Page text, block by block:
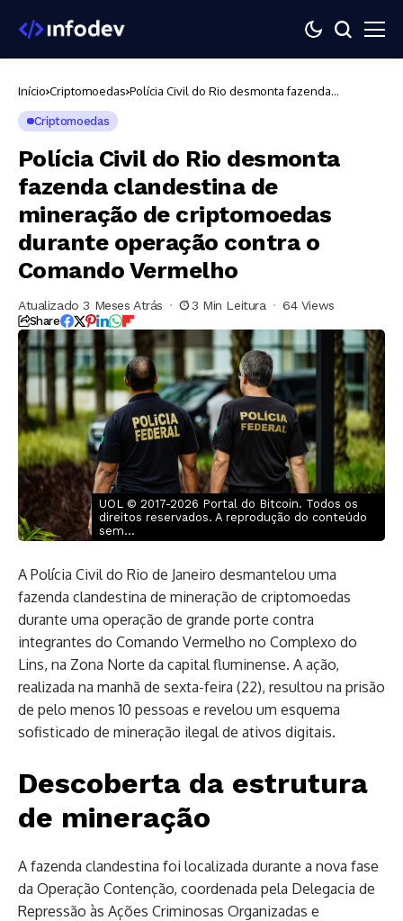
Início Criptomoedas Polícia Civil do Rio desmonta fazenda
Criptomoedas
Polícia Civil do Rio desmonta
fazenda clandestina de
mineração de criptomoedas
durante operação contra o
Comando Vermelho
Atualizado 3 Meses Atrás 3 Min Leitura 64 Views
Share
UOL © 2017-2026 Portal do Bitcoin. Todos os
direitos reservados. A reprodução do conteúdo
sem...
A Polícia Civil do Rio de Janeiro desmantelou uma
fazenda clandestina de mineração de criptomoedas
durante uma operação de grande porte contra
integrantes do Comando Vermelho no Complexo do
Lins, na Zona Norte da capital fluminense. A ação,
realizada na manhã de sexta-feira (22), resultou na prisão
de pelo menos 10 pessoas e revelou um esquema
sofisticado de mineração ilegal de ativos digitais.
Descoberta da estrutura
de mineração
A fazenda clandestina foi localizada durante a nova fase
da Operação Contenção, coordenada pela Delegacia de
Repressão às Ações Criminosas Organizadas e